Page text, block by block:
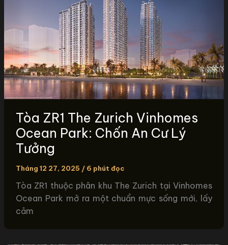
Tòa ZR1 The Zurich Vinhomes
Ocean Park: Chốn An Cư Lý
Tưởng
Tháng 12 27, 2025 / 6 phút đọc
Tòa ZR1 thuộc phân khu The Zurich tại Vinhomes
Ocean Park mở ra một chuẩn mực sống mới, lấy
cảm